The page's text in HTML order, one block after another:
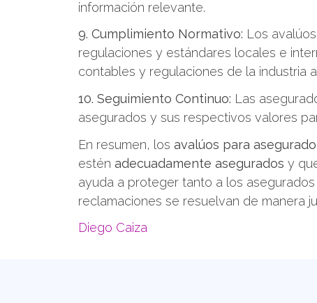
información relevante.
9. Cumplimiento Normativo: Los
regulaciones y estándares locales e
contables y regulaciones de la industria
10. Seguimiento Continuo: Las
asegurados y sus respectivos valores
En resumen, los avalúos para
estén adecuadamente asegurados y
ayuda a proteger tanto a los
reclamaciones se resuelvan de manera
Diego Caiza